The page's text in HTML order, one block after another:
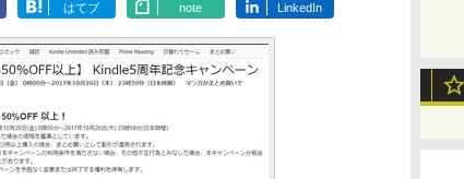
はてブ note LinkedIn